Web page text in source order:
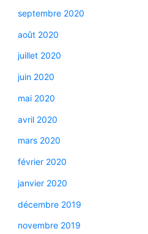
septembre 2020
août 2020
juillet 2020
juin 2020
mai 2020
avril 2020
mars 2020
février 2020
janvier 2020
décembre 2019
novembre 2019